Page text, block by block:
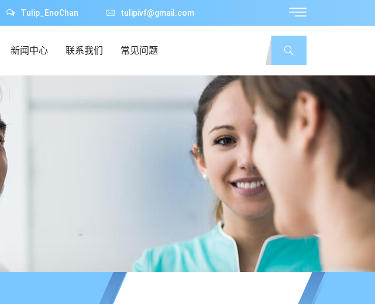
Tulip_EnoChan tulipivf@gmail.com
新闻中心 联系我们 常见问题